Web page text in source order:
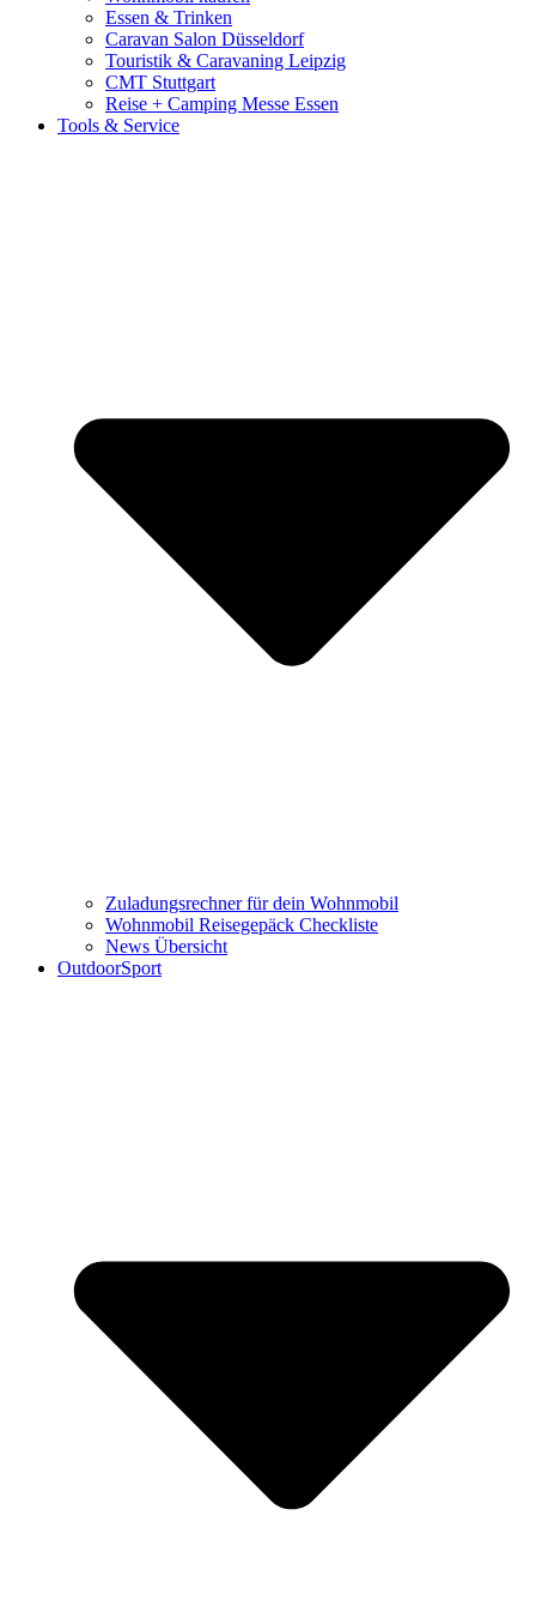
Essen & Trinken
Caravan Salon Düsseldorf
Touristik & Caravaning Leipzig
CMT Stuttgart
Reise + Camping Messe Essen
Tools & Service
Zuladungsrechner für dein Wohnmobil
Wohnmobil Reisegepäck Checkliste
News Übersicht
OutdoorSport